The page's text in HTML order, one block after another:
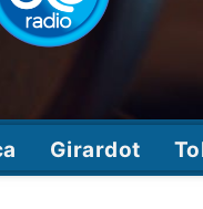
Girardot